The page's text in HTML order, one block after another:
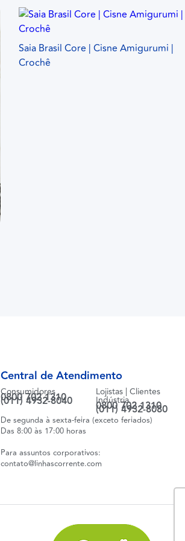
Saia Brasil Core | Cisne Amigurumi |
Crochê
Central de Atendimento
Consumidores
0800 702 1310
(011) 4932-8040
Lojistas | Clientes
Indústria
0800 702 1310
(011) 4932-8080
De segunda à sexta-feira (exceto feriados)
Das 8:00 às 17:00 horas
Para assuntos corporativos:
contato@linhascorrente.com